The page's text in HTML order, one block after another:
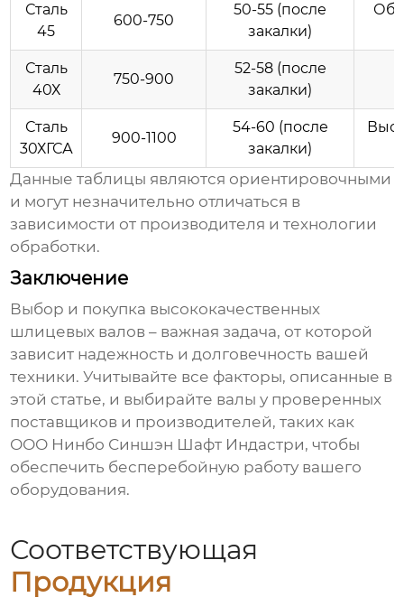
Сталь
45
600-750
50-55 (после
закалки)
Сталь
40Х
750-900
52-58 (после
закалки)
Сталь
30ХГСА
900-1100
54-60 (после
закалки)
Данные таблицы являются ориентировочными
и могут незначительно отличаться в
зависимости от производителя и технологии
обработки.
Заключение
Выбор и покупка высококачественных
шлицевых валов – важная задача, от которой
зависит надежность и долговечность вашей
техники. Учитывайте все факторы, описанные в
этой статье, и выбирайте валы у проверенных
поставщиков и производителей, таких как
ООО Нинбо Синшэн Шафт Индастри, чтобы
обеспечить бесперебойную работу вашего
оборудования.
Соответствующая
Продукция